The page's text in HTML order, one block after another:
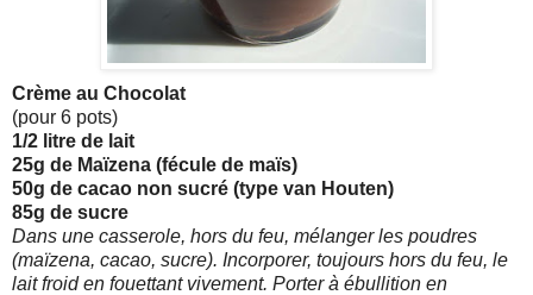
Crème au Chocolat
(pour 6 pots)
1/2 litre de lait
25g de Maïzena (fécule de maïs)
50g de cacao non sucré (type van Houten)
85g de sucre
Dans une casserole, hors du feu, mélanger les poudres
(maïzena, cacao, sucre). Incorporer, toujours hors du feu, le
lait froid en fouettant vivement. Porter à ébullition en